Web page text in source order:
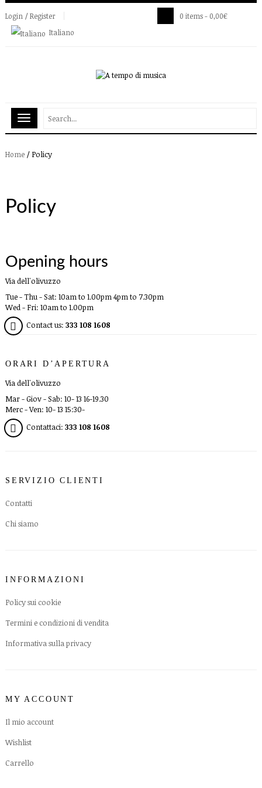
Login / Register
Italiano
0 items - 0,00€
Home / Policy
Policy
Opening hours
Via dell'olivuzzo
Tue - Thu - Sat: 10am to 1.00pm 4pm to 7.30pm
Wed - Fri: 10am to 1.00pm
Contact us: 333 108 1608
ORARI D’APERTURA
Via dell'olivuzzo
Mar - Giov - Sab: 10- 13 16-19.30
Merc - Ven: 10- 13 15:30-
Contattaci: 333 108 1608
SERVIZIO CLIENTI
Contatti
Chi siamo
INFORMAZIONI
Policy sui cookie
Termini e condizioni di vendita
Informativa sulla privacy
MY ACCOUNT
Il mio account
Wishlist
Carrello